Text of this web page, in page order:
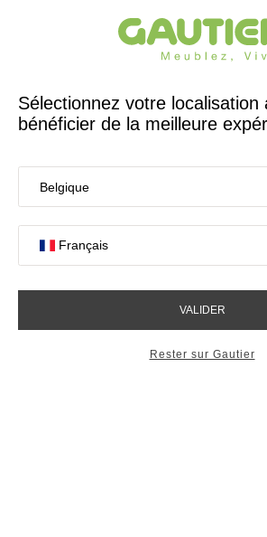
Créateur et fabricant français depuis
Accueil Des meubles qui s’adaptent à vos envies